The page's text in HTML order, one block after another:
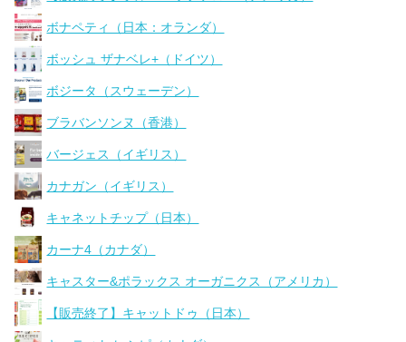
ボナペティ（日本：オランダ）
ボッシュ ザナベレ+（ドイツ）
ボジータ（スウェーデン）
ブラバンソンヌ（香港）
バージェス（イギリス）
カナガン（イギリス）
キャネットチップ（日本）
カーナ4（カナダ）
キャスター&ポラックス オーガニクス（アメリカ）
【販売終了】キャットドゥ（日本）